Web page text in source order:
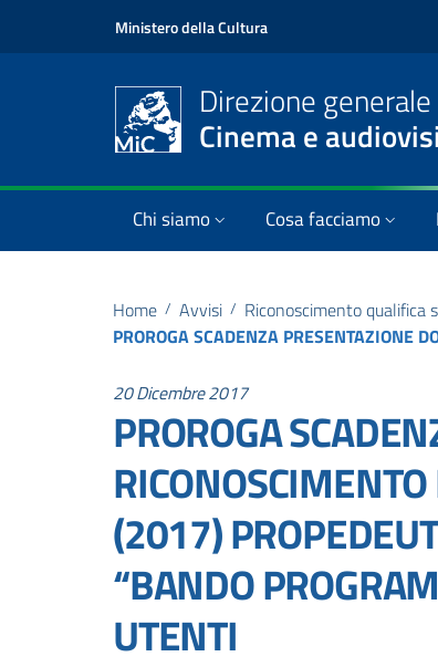
Ministero della Cultura
Direzione generale
Cinema e
Chi siamo Cosa facciamo
Home / Avvisi / Riconoscimento qualifica
20 Dicembre 2017
PROROGA
(2017)
“BANDO
UTENTI